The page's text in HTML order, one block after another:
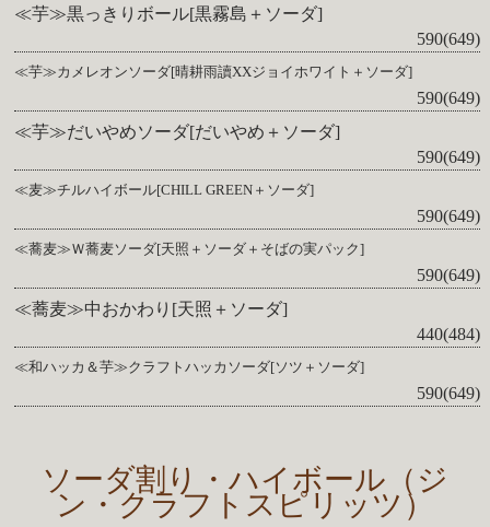
≪芋≫黒っきりボール[黒霧島＋ソーダ]
590(649)
≪芋≫カメレオンソーダ[晴耕雨讀XXジョイホワイト＋ソーダ]
590(649)
≪芋≫だいやめソーダ[だいやめ＋ソーダ]
590(649)
≪麦≫チルハイボール[CHILL GREEN＋ソーダ]
590(649)
≪蕎麦≫Ｗ蕎麦ソーダ[天照＋ソーダ＋そばの実パック]
590(649)
≪蕎麦≫中おかわり[天照＋ソーダ]
440(484)
≪和ハッカ＆芋≫クラフトハッカソーダ[ソツ＋ソーダ]
590(649)
ソーダ割り・ハイボール（ジ
ン・クラフトスピリッツ）